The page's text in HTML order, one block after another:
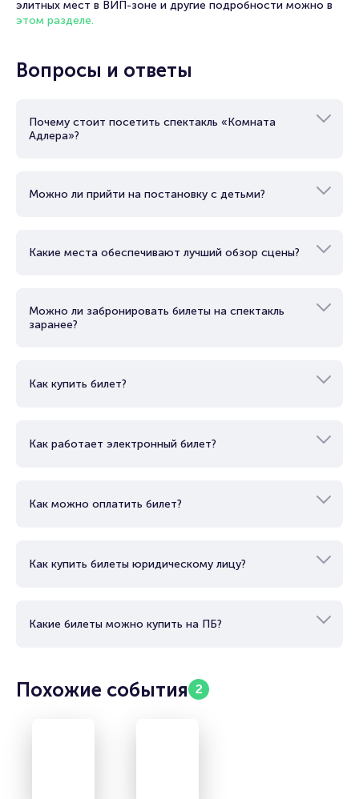
элитных мест в ВИП-зоне и другие подробности можно в
этом разделе.
Вопросы и ответы
Почему стоит посетить спектакль «Комната
Адлера»?
Можно ли прийти на постановку с детьми?
Какие места обеспечивают лучший обзор сцены?
Можно ли забронировать билеты на спектакль
заранее?
Как купить билет?
Как работает электронный билет?
Как можно оплатить билет?
Как купить билеты юридическому лицу?
Какие билеты можно купить на ПБ?
Похожие события 2